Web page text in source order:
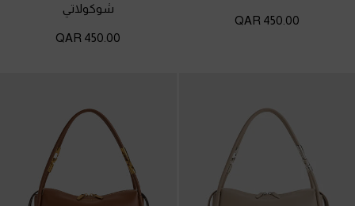
450.00 QAR
شوكولاتي
450.00 QAR